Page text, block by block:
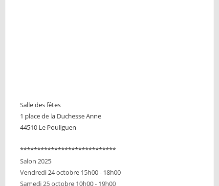
Salle des fêtes
1 place de la Duchesse Anne
44510 Le Pouliguen
****************************
Salon 2025
Vendredi 24 octobre 15h00 - 18h00
Samedi 25 octobre 10h00 - 19h00